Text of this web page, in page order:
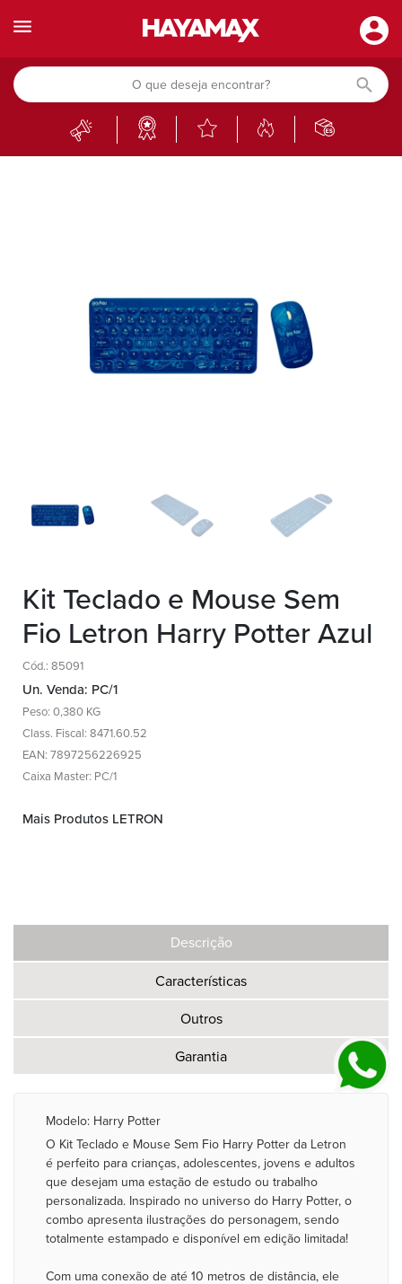
Kit Teclado e Mouse Sem
Fio Letron Harry Potter Azul
Cód.: 85091
Un. Venda: PC/1
Peso: 0,380 KG
Class. Fiscal: 8471.60.52
EAN: 7897256226925
Caixa Master: PC/1
Mais Produtos LETRON
Descrição
Características
Outros
Garantia
Modelo: Harry Potter
O Kit Teclado e Mouse Sem Fio Harry Potter da Letron
é perfeito para crianças, adolescentes, jovens e adultos
que desejam uma estação de estudo ou trabalho
personalizada. Inspirado no universo do Harry Potter, o
combo apresenta ilustrações do personagem, sendo
totalmente estampado e disponível em edição limitada!
Com uma conexão de até 10 metros de distância, ele